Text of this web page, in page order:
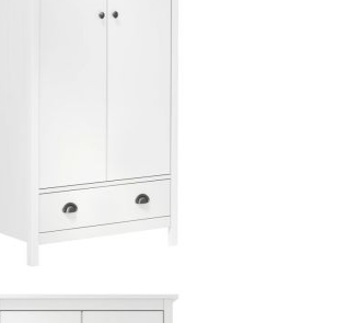
Подложки за фитнес уреди